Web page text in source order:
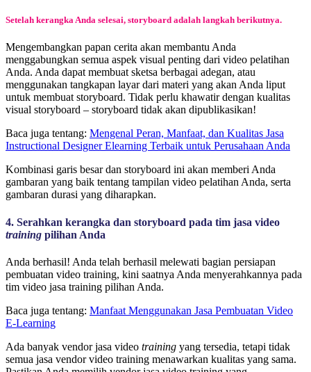
Setelah kerangka Anda selesai, storyboard adalah langkah berikutnya.
Mengembangkan papan cerita akan membantu Anda
menggabungkan semua aspek visual penting dari video pelatihan
Anda. Anda dapat membuat sketsa berbagai adegan, atau
menggunakan tangkapan layar dari materi yang akan Anda liput
untuk membuat storyboard. Tidak perlu khawatir dengan kualitas
visual storyboard – storyboard tidak akan dipublikasikan!
Baca juga tentang: Mengenal Peran, Manfaat, dan Kualitas Jasa
Instructional Designer Elearning Terbaik untuk Perusahaan Anda
Kombinasi garis besar dan storyboard ini akan memberi Anda
gambaran yang baik tentang tampilan video pelatihan Anda, serta
gambaran durasi yang diharapkan.
4. Serahkan kerangka dan storyboard pada tim jasa video
training pilihan Anda
Anda berhasil! Anda telah berhasil melewati bagian persiapan
pembuatan video training, kini saatnya Anda menyerahkannya pada
tim video jasa training pilihan Anda.
Baca juga tentang: Manfaat Menggunakan Jasa Pembuatan Video
E-Learning
Ada banyak vendor jasa video training yang tersedia, tetapi tidak
semua jasa vendor video training menawarkan kualitas yang sama.